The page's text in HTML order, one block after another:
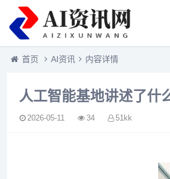
首页 AI资讯 内容详情
人工智能基地讲述了什
2026-05-11 34 51kk